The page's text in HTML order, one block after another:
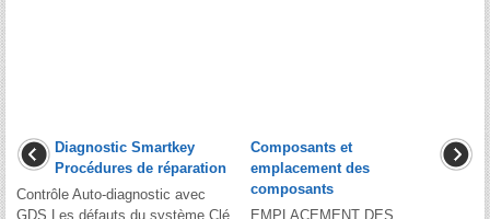
Diagnostic Smartkey
Procédures de réparation
Contrôle Auto-diagnostic avec
GDS Les défauts du système Clé
Composants et
emplacement des
composants
EMPLACEMENT DES